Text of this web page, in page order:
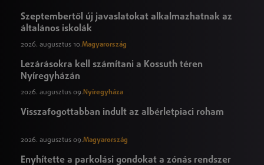
Szeptembertől új javaslatokat alkalmazhatnak az
általános iskolák
2026. augusztus 10.Magyarország
Lezárásokra kell számítani a Kossuth téren
Nyíregyházán
2026. augusztus 09. Nyíregyháza
Visszafogottabban indult az albérletpiaci roham
2026. augusztus 09.Magyarország
Enyhítette a parkolási gondokat a zónás rendszer